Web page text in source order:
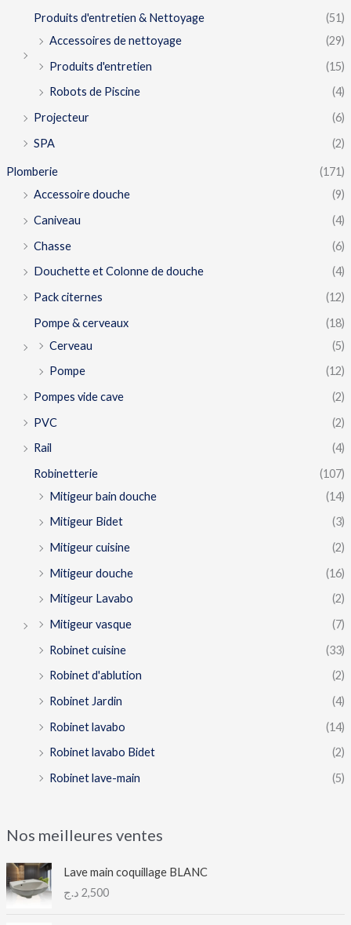
Produits d'entretien & Nettoyage
(51)
Accessoires de nettoyage
(29)
Produits d'entretien
(15)
Robots de Piscine
(4)
Projecteur
(6)
SPA
(2)
Plomberie
(171)
Accessoire douche
(9)
Caniveau
(4)
Chasse
(6)
Douchette et Colonne de douche
(4)
Pack citernes
(12)
Pompe & cerveaux
(18)
Cerveau
(5)
Pompe
(12)
Pompes vide cave
(2)
PVC
(2)
Rail
(4)
Robinetterie
(107)
Mitigeur bain douche
(14)
Mitigeur Bidet
(3)
Mitigeur cuisine
(2)
Mitigeur douche
(16)
Mitigeur Lavabo
(2)
Mitigeur vasque
(7)
Robinet cuisine
(33)
Robinet d'ablution
(2)
Robinet Jardin
(4)
Robinet lavabo
(14)
Robinet lavabo Bidet
(2)
Robinet lave-main
(5)
Nos meilleures ventes
Lave main coquillage BLANC
2,500 د.ج